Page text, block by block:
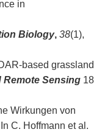
in
Biology, 38(1),
based grassland
Sensing18
Wirkungen von
C. Hoffmann et al.